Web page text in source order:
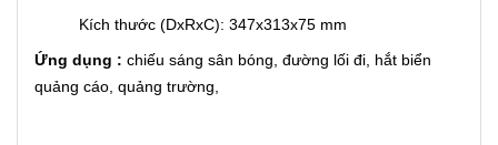
Kích thước (DxRxC): 347x313x75 mm
Ứng dụng : chiếu sáng sân bóng, đường lối đi, hắt biển
quảng cáo, quảng trường,